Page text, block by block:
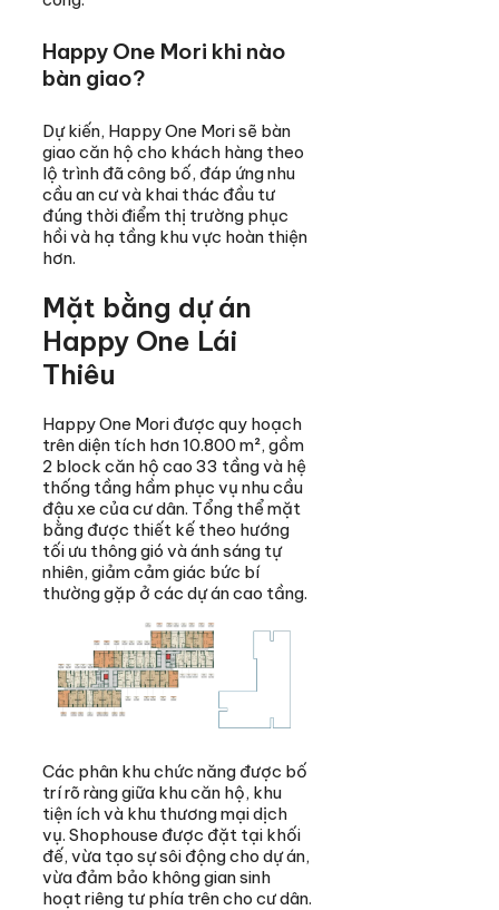
Happy One Mori khi nào
bàn giao?
Dự kiến, Happy One Mori sẽ bàn
giao căn hộ cho khách hàng theo
lộ trình đã công bố, đáp ứng nhu
cầu an cư và khai thác đầu tư
đúng thời điểm thị trường phục
hồi và hạ tầng khu vực hoàn thiện
hơn.
Mặt bằng dự án
Happy One Lái
Thiêu
Happy One Mori được quy hoạch
trên diện tích hơn 10.800 m², gồm
2 block căn hộ cao 33 tầng và hệ
thống tầng hầm phục vụ nhu cầu
đậu xe của cư dân. Tổng thể mặt
bằng được thiết kế theo hướng
tối ưu thông gió và ánh sáng tự
nhiên, giảm cảm giác bức bí
thường gặp ở các dự án cao tầng.
Các phân khu chức năng được bố
trí rõ ràng giữa khu căn hộ, khu
tiện ích và khu thương mại dịch
vụ. Shophouse được đặt tại khối
đế, vừa tạo sự sôi động cho dự án,
vừa đảm bảo không gian sinh
hoạt riêng tư phía trên cho cư dân.